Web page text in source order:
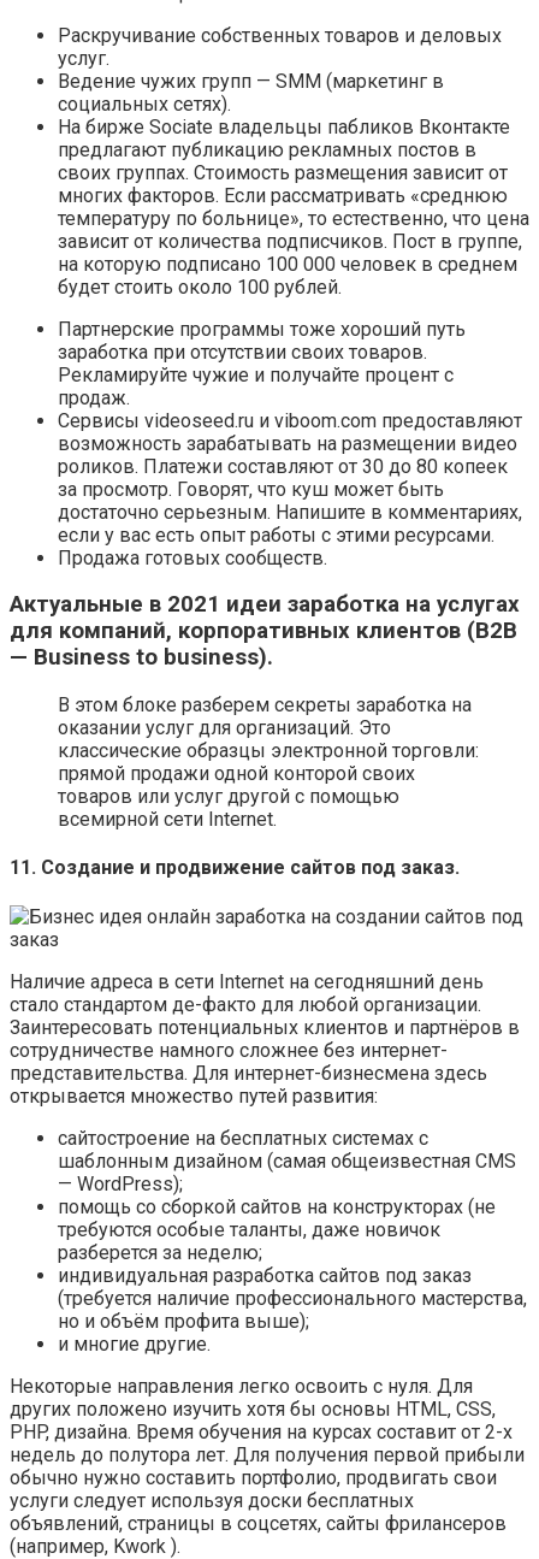
Раскручивание собственных товаров и деловых
услуг.
Ведение чужих групп — SMM (маркетинг в
социальных сетях).
На бирже Sociate владельцы пабликов Вконтакте
предлагают публикацию рекламных постов в
своих группах. Стоимость размещения зависит от
многих факторов. Если рассматривать «среднюю
температуру по больнице», то естественно, что цена
зависит от количества подписчиков. Пост в группе,
на которую подписано 100 000 человек в среднем
будет стоить около 100 рублей.
Партнерские программы тоже хороший путь
заработка при отсутствии своих товаров.
Рекламируйте чужие и получайте процент с
продаж.
Сервисы videoseed.ru и viboom.com предоставляют
возможность зарабатывать на размещении видео
роликов. Платежи составляют от 30 до 80 копеек
за просмотр. Говорят, что куш может быть
достаточно серьезным. Напишите в комментариях,
если у вас есть опыт работы с этими ресурсами.
Продажа готовых сообществ.
Актуальные в 2021 идеи заработка на услугах
для компаний, корпоративных клиентов (B2B
— Business to business).
В этом блоке разберем секреты заработка на
оказании услуг для организаций. Это
классические образцы электронной торговли:
прямой продажи одной конторой своих
товаров или услуг другой с помощью
всемирной сети Internet.
11. Создание и продвижение сайтов под заказ.
Наличие адреса в сети Internet на сегодняшний день
стало стандартом де-факто для любой организации.
Заинтересовать потенциальных клиентов и партнёров в
сотрудничестве намного сложнее без интернет-
представительства. Для интернет-бизнесмена здесь
открывается множество путей развития:
сайтостроение на бесплатных системах с
шаблонным дизайном (самая общеизвестная CMS
— WordPress);
помощь со сборкой сайтов на конструкторах (не
требуются особые таланты, даже новичок
разберется за неделю;
индивидуальная разработка сайтов под заказ
(требуется наличие профессионального мастерства,
но и объём профита выше);
и многие другие.
Некоторые направления легко освоить с нуля. Для
других положено изучить хотя бы основы HTML, CSS,
PHP, дизайна. Время обучения на курсах составит от 2-х
недель до полутора лет. Для получения первой прибыли
обычно нужно составить портфолио, продвигать свои
услуги следует используя доски бесплатных
объявлений, страницы в соцсетях, сайты фрилансеров
(например, Kwork ).